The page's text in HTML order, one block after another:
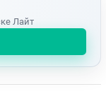
Лайт